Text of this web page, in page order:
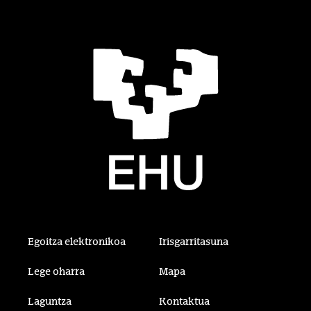
Egoitza elektronikoa Irisgarritasuna
Lege oharra Mapa
Laguntza Kontaktua